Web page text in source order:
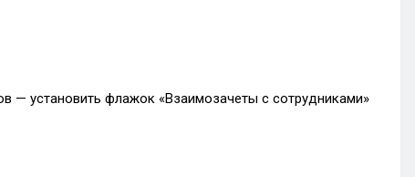
— установить флажок «Взаимозачеты с сотрудниками»